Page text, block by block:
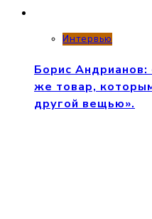
Интервью
Борис Андрианов:
же товар,
другой вещью».